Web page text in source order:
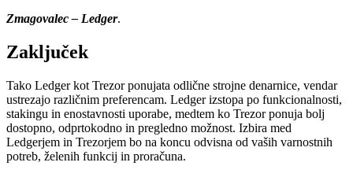
Zmagovalec – Ledger.
Zaključek
Tako Ledger kot Trezor ponujata odlične strojne denarnice, vendar
ustrezajo različnim preferencam. Ledger izstopa po funkcionalnosti,
stakingu in enostavnosti uporabe, medtem ko Trezor ponuja bolj
dostopno, odprtokodno in pregledno možnost. Izbira med
Ledgerjem in Trezorjem bo na koncu odvisna od vaših varnostnih
potreb, želenih funkcij in proračuna.